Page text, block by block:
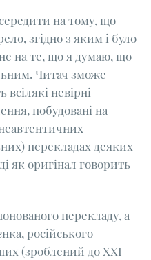
на тому, що
згідно з яким і було
на те, що я думаю, що
Читач зможе
невірні
побудовані на
перекладах деяких
як оригінал говорить
перекладу, а
російського
(зроблений до ХХІ